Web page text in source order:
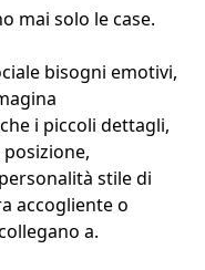
mai solo le case.
bisogni emotivi,
i piccoli dettagli,
stile di
accogliente o
a.